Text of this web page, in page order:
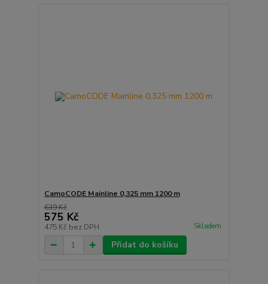
CamoCODE Mainline 0,325 mm 1200 m
639 Kč
575 Kč
475 Kč bez DPH Skladem
Přidat do košíku